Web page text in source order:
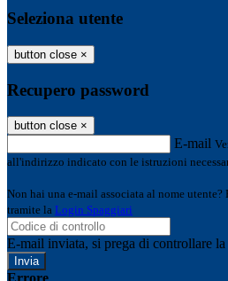
Seleziona utente
button close ×
Recupero password
button close ×
E-mail
all'indirizzo indicato con le istruzioni
Non hai una e-mail associata al nome
tramite la Login Spaggiari
E-mail inviata, si prega di controllare